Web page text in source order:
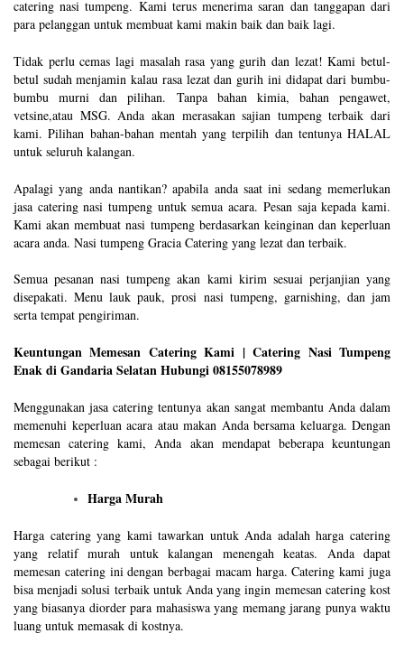
catering nasi tumpeng. Kami terus menerima saran dan tanggapan dari
para pelanggan untuk membuat kami makin baik dan baik lagi.
Tidak perlu cemas lagi masalah rasa yang gurih dan lezat! Kami betul-
betul sudah menjamin kalau rasa lezat dan gurih ini didapat dari bumbu-
bumbu murni dan pilihan. Tanpa bahan kimia, bahan pengawet,
vetsine,atau MSG. Anda akan merasakan sajian tumpeng terbaik dari
kami. Pilihan bahan-bahan mentah yang terpilih dan tentunya HALAL
untuk seluruh kalangan.
Apalagi yang anda nantikan? apabila anda saat ini sedang memerlukan
jasa catering nasi tumpeng untuk semua acara. Pesan saja kepada kami.
Kami akan membuat nasi tumpeng berdasarkan keinginan dan keperluan
acara anda. Nasi tumpeng Gracia Catering yang lezat dan terbaik.
Semua pesanan nasi tumpeng akan kami kirim sesuai perjanjian yang
disepakati. Menu lauk pauk, prosi nasi tumpeng, garnishing, dan jam
serta tempat pengiriman.
Keuntungan Memesan Catering Kami | Catering Nasi Tumpeng
Enak di Gandaria Selatan Hubungi 08155078989
Menggunakan jasa catering tentunya akan sangat membantu Anda dalam
memenuhi keperluan acara atau makan Anda bersama keluarga. Dengan
memesan catering kami, Anda akan mendapat beberapa keuntungan
sebagai berikut :
Harga Murah
Harga catering yang kami tawarkan untuk Anda adalah harga catering
yang relatif murah untuk kalangan menengah keatas. Anda dapat
memesan catering ini dengan berbagai macam harga. Catering kami juga
bisa menjadi solusi terbaik untuk Anda yang ingin memesan catering kost
yang biasanya diorder para mahasiswa yang memang jarang punya waktu
luang untuk memasak di kostnya.